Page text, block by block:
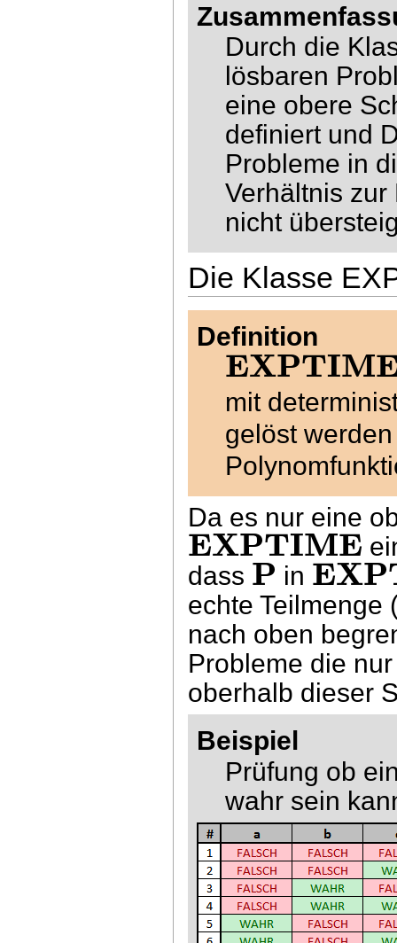
Durch die
lösbaren
eine obere
definiert und
Probleme in
Verhältnis
nicht
Die Klasse
Definition
mit
gelöst
Da es nur eine
EXPTIME
dass P in
echte Teilmenge
nach oben
Probleme die
oberhalb dieser
Beispiel
Prüfung ob
wahr sein